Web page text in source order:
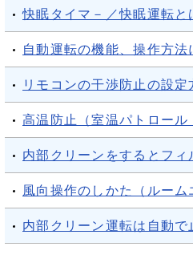
快眠タイマ－／快眠運転と
自動運転の機能、操作方法
リモコンの干渉防止の設
高温防止（室温パトロール
内部クリーンをするとフィ
風向操作のしかた（ルーム
内部クリーン運転は自動で